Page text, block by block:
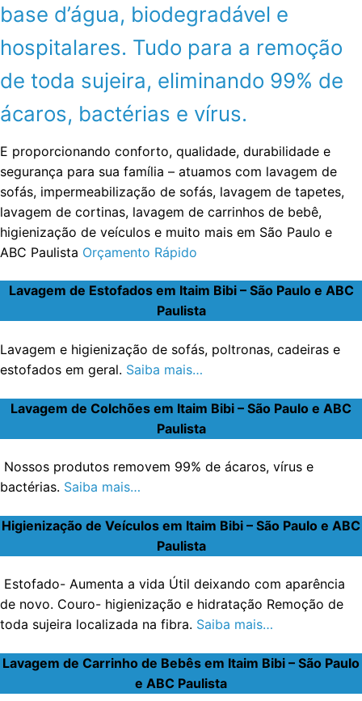
base d’água, biodegradável e
hospitalares. Tudo para a remoção
de toda sujeira, eliminando 99% de
ácaros, bactérias e vírus.
E proporcionando conforto, qualidade, durabilidade e
segurança para sua família – atuamos com lavagem de
sofás, impermeabilização de sofás, lavagem de tapetes,
lavagem de cortinas, lavagem de carrinhos de bebê,
higienização de veículos e muito mais em São Paulo e
ABC Paulista Orçamento Rápido
Lavagem de Estofados em Itaim Bibi – São Paulo e ABC
Paulista
Lavagem e higienização de sofás, poltronas, cadeiras e
estofados em geral. Saiba mais…
Lavagem de Colchões em Itaim Bibi – São Paulo e ABC
Paulista
Nossos produtos removem 99% de ácaros, vírus e
bactérias. Saiba mais…
Higienização de Veículos em Itaim Bibi – São Paulo e ABC
Paulista
Estofado- Aumenta a vida Útil deixando com aparência
de novo. Couro- higienização e hidratação Remoção de
toda sujeira localizada na fibra. Saiba mais…
Lavagem de Carrinho de Bebês em Itaim Bibi – São Paulo
e ABC Paulista